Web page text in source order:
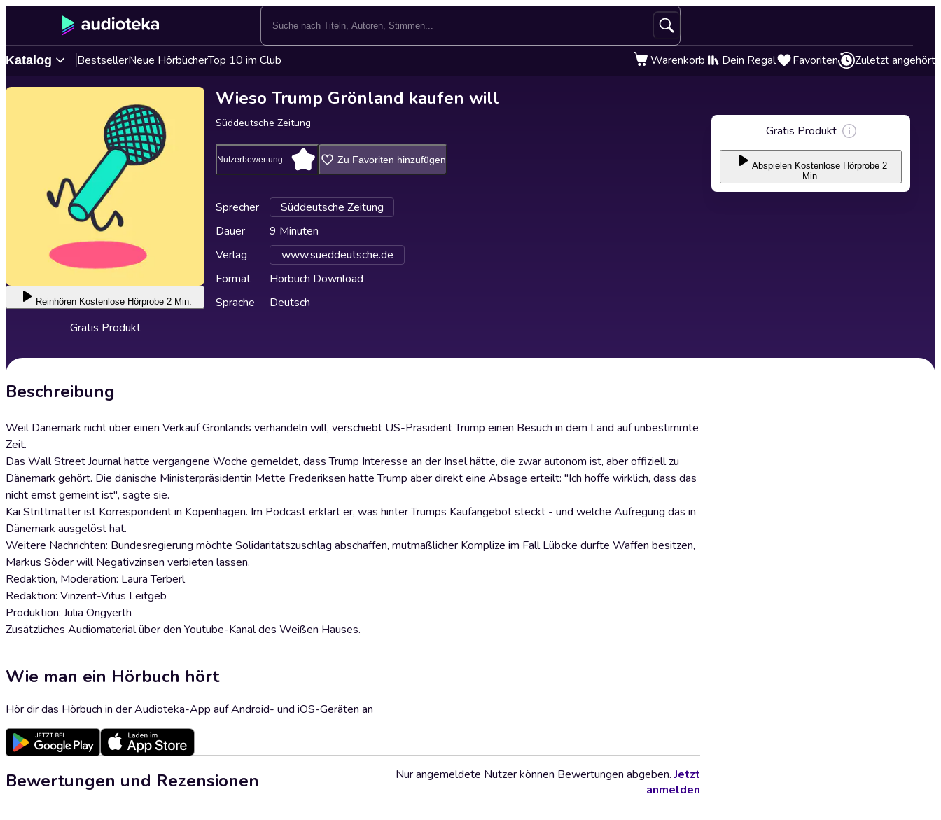
Katalog BestsellerNeue HörbücherTop 10 im Club Warenkorb Dein Regal Favoriten Zuletzt angehört
Reinhören Kostenlose Hörprobe 2 Min.
Gratis Produkt
Wieso Trump Grönland kaufen will
Süddeutsche Zeitung
Nutzerbewertung Zu Favoriten hinzufügen
Sprecher
Süddeutsche Zeitung
Dauer
9 Minuten
Verlag
www.sueddeutsche.de
Format
Hörbuch Download
Sprache
Deutsch
Beschreibung
Weil Dänemark nicht über einen Verkauf Grönlands verhandeln will, verschiebt US-Präsident Trump einen Besuch in dem Land auf unbestimmte
Zeit.
Das Wall Street Journal hatte vergangene Woche gemeldet, dass Trump Interesse an der Insel hätte, die zwar autonom ist, aber offiziell zu
Dänemark gehört. Die dänische Ministerpräsidentin Mette Frederiksen hatte Trump aber direkt eine Absage erteilt: "Ich hoffe wirklich, dass das
nicht ernst gemeint ist", sagte sie.
Kai Strittmatter ist Korrespondent in Kopenhagen. Im Podcast erklärt er, was hinter Trumps Kaufangebot steckt - und welche Aufregung das in
Dänemark ausgelöst hat.
Weitere Nachrichten: Bundesregierung möchte Solidaritätszuschlag abschaffen, mutmaßlicher Komplize im Fall Lübcke durfte Waffen besitzen,
Markus Söder will Negativzinsen verbieten lassen.
Redaktion, Moderation: Laura Terberl
Redaktion: Vinzent-Vitus Leitgeb
Produktion: Julia Ongyerth
Zusätzliches Audiomaterial über den Youtube-Kanal des Weißen Hauses.
Wie man ein Hörbuch hört
Hör dir das Hörbuch in der Audioteka-App auf Android- und iOS-Geräten an
Bewertungen und Rezensionen Nur angemeldete Nutzer können Bewertungen abgeben.Jetzt
anmelden
Gratis Produkt
Abspielen Kostenlose Hörprobe 2
Min.